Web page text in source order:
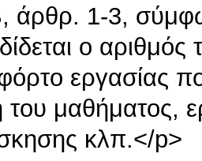
άρθρ. 1-3,
ο
εργασίας
μαθήματος,
κλπ.</p>